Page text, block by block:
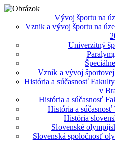
Vývoj športu na
Vznik a vývoj športu na
Univerzitný
Vznik a vývoj
História a súčasnosť
v
História a súčasnosť
História a
História
Slovenské
Slovenská spoločnosť